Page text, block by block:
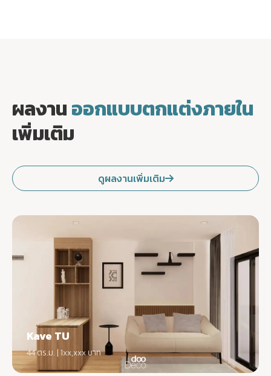
ผลงานออกแบบตกแต่งภายใน
เพิ่มเติม
ดูผลงานเพิ่มเติม
Kave TU
44 ตร.ม. | 1xx,xxx บาท